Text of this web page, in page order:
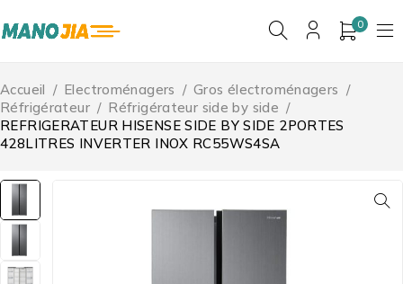
0
Accueil / Electroménagers / Gros électroménagers /
Réfrigérateur / Réfrigérateur side by side /
REFRIGERATEUR HISENSE SIDE BY SIDE 2PORTES
428LITRES INVERTER INOX RC55WS4SA